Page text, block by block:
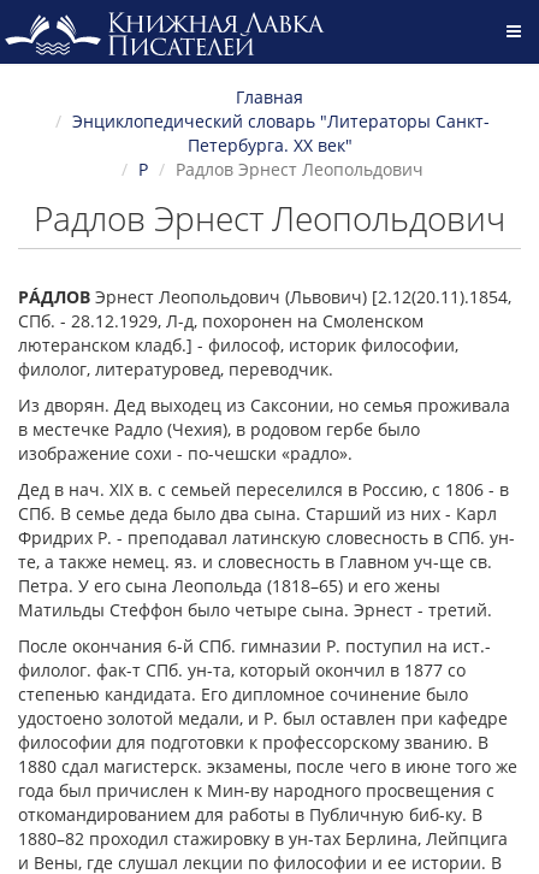
Главная
Энциклопедический словарь "Литераторы Санкт-
Петербурга. XX век"
Р
Радлов Эрнест Леопольдович
Радлов Эрнест Леопольдович
РÁДЛОВ Эрнест Леопольдович (Львович) [2.12(20.11).1854,
СПб. - 28.12.1929, Л-д, похоронен на Смоленском
лютеранском кладб.] - философ, историк философии,
филолог, литературовед, переводчик.
Из дворян. Дед выходец из Саксонии, но семья проживала
в местечке Радло (Чехия), в родовом гербе было
изображение сохи - по-чешски «радло».
Дед в нач. ХIХ в. с семьей переселился в Россию, с 1806 - в
СПб. В семье деда было два сына. Старший из них - Карл
Фридрих Р. - преподавал латинскую словесность в СПб. ун-
те, а также немец. яз. и словесность в Главном уч-ще св.
Петра. У его сына Леопольда (1818–65) и его жены
Матильды Стеффон было четыре сына. Эрнест - третий.
После окончания 6-й СПб. гимназии Р. поступил на ист.-
филолог. фак-т СПб. ун-та, который окончил в 1877 со
степенью кандидата. Его дипломное сочинение было
удостоено золотой медали, и Р. был оставлен при кафедре
философии для подготовки к профессорскому званию. В
1880 сдал магистерск. экзамены, после чего в июне того же
года был причислен к Мин-ву народного просвещения с
откомандированием для работы в Публичную биб-ку. В
1880–82 проходил стажировку в ун-тах Берлина, Лейпцига
и Вены, где слушал лекции по философии и ее истории. В